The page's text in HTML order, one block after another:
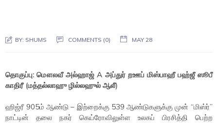
BY: SHUMS COMMENTS (0) MAY 28
தொகுப்பு: மௌலவீ அல்ஹாஜ் A அப்துர் றஊப் மிஸ்பாஹீ பஹ்ஜீ ஸூபீ
காதிரீ (மத்தல்லாஹு ழில்லஹுல் ஆலீ)
ஹிஜ்ரீ 905ம் ஆண்டு – இற்றைக்கு 539 ஆண்டுகளுக்கு முன் “மிஸ்ர்”
நாட்டின் தலை நகர் கெய்ரோவிலுள்ள உலகப் பிரசித்தி பெற்ற